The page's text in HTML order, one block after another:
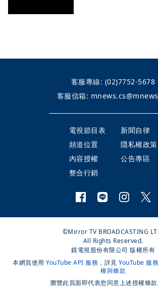
客服專線: (02)7752-5678
客服信箱:
電視節目表
新聞自律
頻道位置
隱私權政策
內容授權
公告專區
整合行銷
©Mirror TV BROADCASTING
All Rights Reserved.
鏡電視股份有限公司 版權所有
本網頁使用 YouTube API 服務 ，詳見 YouTube 服
權與條款
瀏覽此頁面即代表您同意上述授權條